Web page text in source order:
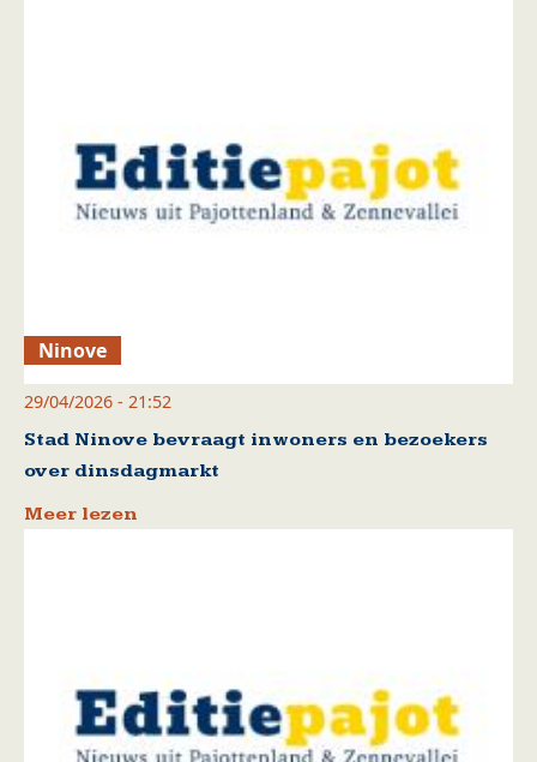
Ninove
29/04/2026 - 21:52
Stad Ninove bevraagt inwoners en bezoekers
over dinsdagmarkt
Meer lezen